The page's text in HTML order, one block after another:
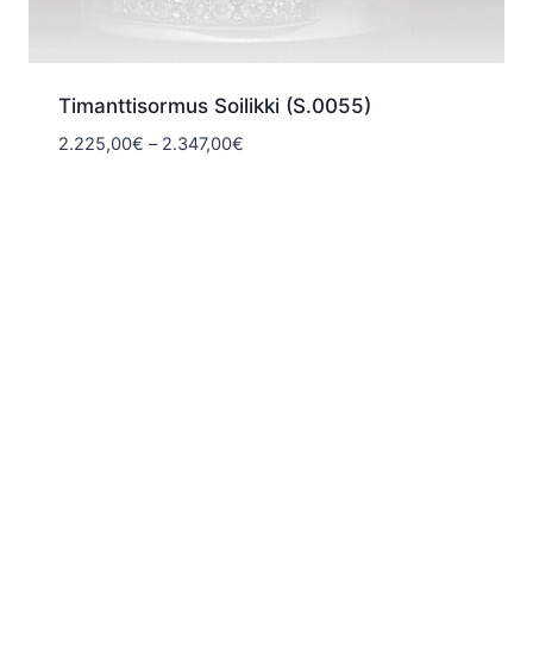
Timanttisormus Soilikki (S.0055)
2.225,00€ – 2.347,00€Hintaluokka: